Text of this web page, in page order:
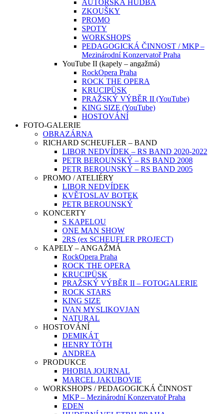
AUTORSKÁ HUDBA
ZKOUŠKY
PROMO
SPOTY
WORKSHOPS
PEDAGOGICKÁ ČINNOST / MKP –
Mezinárodní Konzervatoř Praha
YouTube II (kapely – angažmá)
RockOpera Praha
ROCK THE OPERA
KRUCIPÜSK
PRAŽSKÝ VÝBĚR II (YouTube)
KING SIZE (YouTube)
HOSTOVÁNÍ
FOTO-GALERIE
OBRAZÁRNA
RICHARD SCHEUFLER – BAND
LIBOR NEDVÍDEK – RS BAND 2020-2022
PETR BEROUNSKÝ – RS BAND 2008
PETR BEROUNSKÝ – RS BAND 2005
PROMO / ATELIÉRY
LIBOR NEDVÍDEK
KVĚTOSLAV BOTEK
PETR BEROUNSKÝ
KONCERTY
S KAPELOU
ONE MAN SHOW
2RS (ex SCHEUFLER PROJECT)
KAPELY – ANGAŽMÁ
RockOpera Praha
ROCK THE OPERA
KRUCIPÜSK
PRAŽSKÝ VÝBĚR II – FOTOGALERIE
ROCK STARS
KING SIZE
IVAN MYSLIKOVJAN
NATURAL
HOSTOVÁNÍ
DEMIKÁT
HENRY TÓTH
ANDREA
PRODUKCE
PHOBIA JOURNAL
MARCEL JAKUBOVIE
WORKSHOPS / PEDAGOGICKÁ ČINNOST
MKP – Mezinárodní Konzervatoř Praha
EDEN